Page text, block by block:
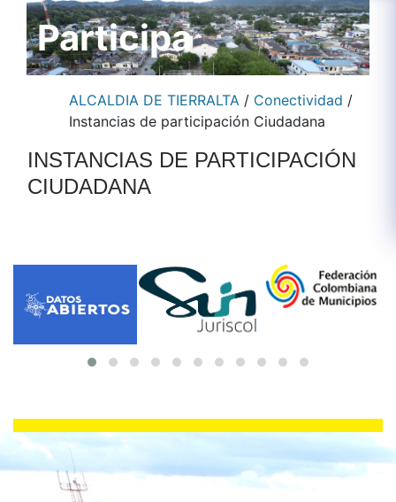
Participa
ALCALDIA DE TIERRALTA / Conectividad /
Instancias de participación Ciudadana
​INSTANC​IAS DE PARTICIPACIÓN
CIUDADANA